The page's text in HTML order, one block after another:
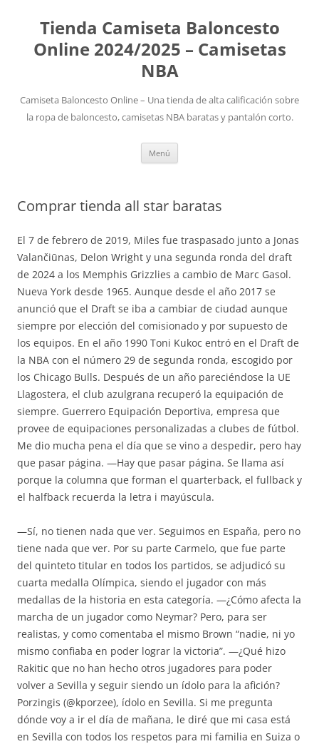
Tienda Camiseta Baloncesto
Online 2024/2025 – Camisetas
NBA
Camiseta Baloncesto Online – Una tienda de alta calificación sobre
la ropa de baloncesto, camisetas NBA baratas y pantalón corto.
Menú
Comprar tienda all star baratas
El 7 de febrero de 2019, Miles fue traspasado junto a Jonas
Valančiūnas, Delon Wright y una segunda ronda del draft
de 2024 a los Memphis Grizzlies a cambio de Marc Gasol.
Nueva York desde 1965. Aunque desde el año 2017 se
anunció que el Draft se iba a cambiar de ciudad aunque
siempre por elección del comisionado y por supuesto de
los equipos. En el año 1990 Toni Kukoc entró en el Draft de
la NBA con el número 29 de segunda ronda, escogido por
los Chicago Bulls. Después de un año pareciéndose la UE
Llagostera, el club azulgrana recuperó la equipación de
siempre. Guerrero Equipación Deportiva, empresa que
provee de equipaciones personalizadas a clubes de fútbol.
Me dio mucha pena el día que se vino a despedir, pero hay
que pasar página. —Hay que pasar página. Se llama así
porque la columna que forman el quarterback, el fullback y
el halfback recuerda la letra i mayúscula.
—Sí, no tienen nada que ver. Seguimos en España, pero no
tiene nada que ver. Por su parte Carmelo, que fue parte
del quinteto titular en todos los partidos, se adjudicó su
cuarta medalla Olímpica, siendo el jugador con más
medallas de la historia en esta categoría. —¿Cómo afecta la
marcha de un jugador como Neymar? Pero, para ser
realistas, y como comentaba el mismo Brown “nadie, ni yo
mismo confiaba en poder lograr la victoria”. —¿Qué hizo
Rakitic que no han hecho otros jugadores para poder
volver a Sevilla y seguir siendo un ídolo para la afición?
Porzingis (@kporzee), ídolo en Sevilla. Si me pregunta
dónde voy a ir el día de mañana, le diré que mi casa está
en Sevilla con todos los respetos para mi familia en Suiza o